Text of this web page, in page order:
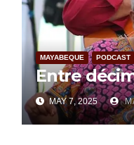
MAYABEQUE PODCAST
Entre
MAY 7, 2025